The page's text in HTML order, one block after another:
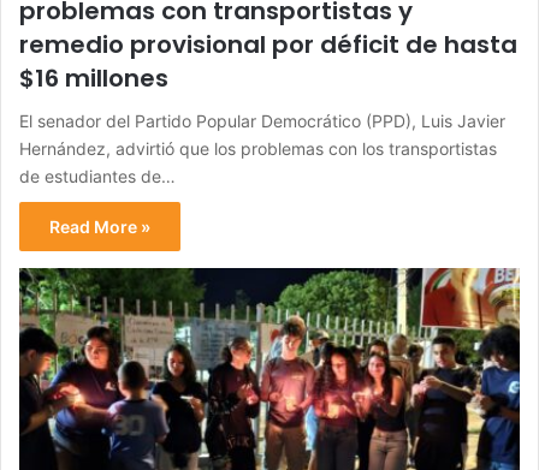
problemas con transportistas y
remedio provisional por déficit de hasta
$16 millones
El senador del Partido Popular Democrático (PPD), Luis Javier
Hernández, advirtió que los problemas con los transportistas
de estudiantes de…
Read More »